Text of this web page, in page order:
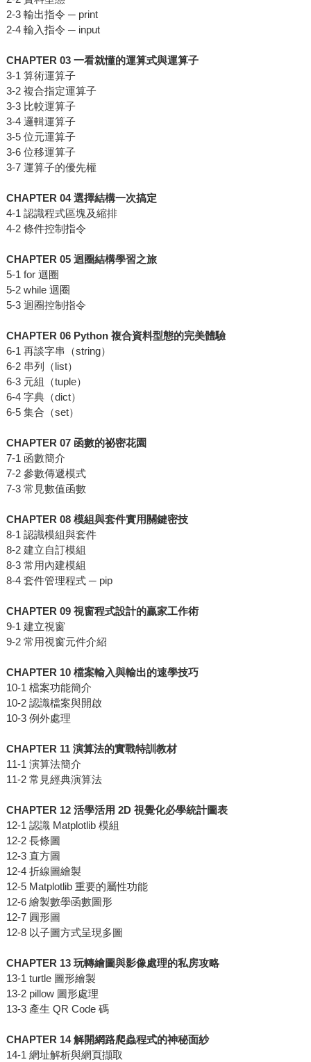
2-3 輸出指令 ─ print
2-4 輸入指令 ─ input
CHAPTER 03 一看就懂的運算式與運算子
3-1 算術運算子
3-2 複合指定運算子
3-3 比較運算子
3-4 邏輯運算子
3-5 位元運算子
3-6 位移運算子
3-7 運算子的優先權
CHAPTER 04 選擇結構一次搞定
4-1 認識程式區塊及縮排
4-2 條件控制指令
CHAPTER 05 迴圈結構學習之旅
5-1 for 迴圈
5-2 while 迴圈
5-3 迴圈控制指令
CHAPTER 06 Python 複合資料型態的完美體驗
6-1 再談字串（string）
6-2 串列（list）
6-3 元組（tuple）
6-4 字典（dict）
6-5 集合（set）
CHAPTER 07 函數的祕密花園
7-1 函數簡介
7-2 參數傳遞模式
7-3 常見數值函數
CHAPTER 08 模組與套件實用關鍵密技
8-1 認識模組與套件
8-2 建立自訂模組
8-3 常用內建模組
8-4 套件管理程式 ─ pip
CHAPTER 09 視窗程式設計的贏家工作術
9-1 建立視窗
9-2 常用視窗元件介紹
CHAPTER 10 檔案輸入與輸出的速學技巧
10-1 檔案功能簡介
10-2 認識檔案與開啟
10-3 例外處理
CHAPTER 11 演算法的實戰特訓教材
11-1 演算法簡介
11-2 常見經典演算法
CHAPTER 12 活學活用 2D 視覺化必學統計圖表
12-1 認識 Matplotlib 模組
12-2 長條圖
12-3 直方圖
12-4 折線圖繪製
12-5 Matplotlib 重要的屬性功能
12-6 繪製數學函數圖形
12-7 圓形圖
12-8 以子圖方式呈現多圖
CHAPTER 13 玩轉繪圖與影像處理的私房攻略
13-1 turtle 圖形繪製
13-2 pillow 圖形處理
13-3 產生 QR Code 碼
CHAPTER 14 解開網路爬蟲程式的神秘面紗
14-1 網址解析與網頁擷取